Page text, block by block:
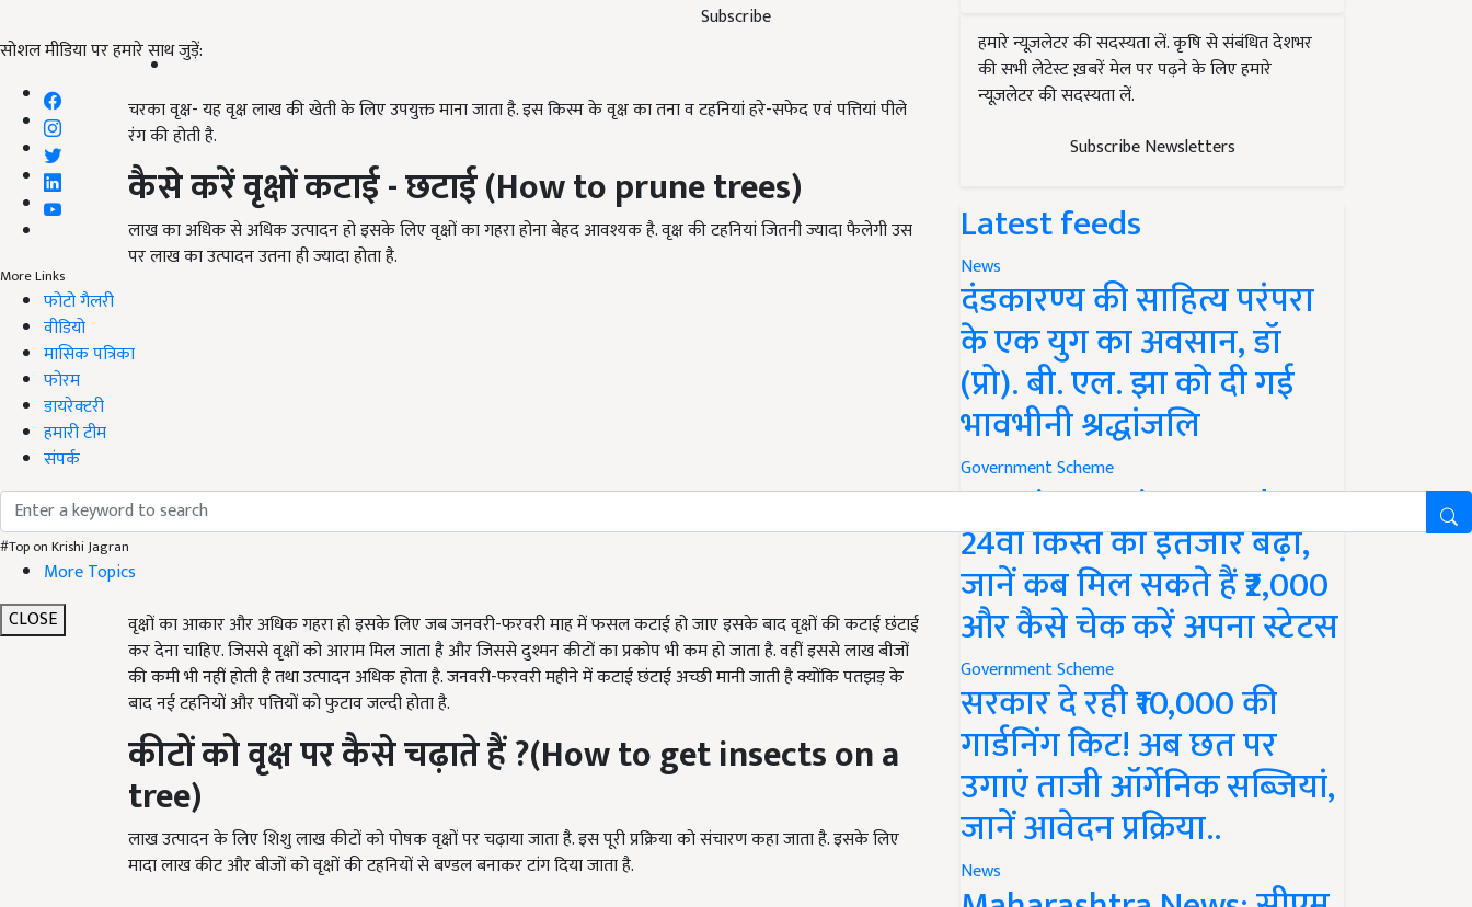
Subscribe
सोशल मीडिया पर हमारे साथ जुड़ें:
More Links
फोटो गैलरी
वीडियो
मासिक पत्रिका
फोरम
डायरेक्टरी
हमारी टीम
संपर्क
#Top on Krishi Jagran
More Topics
CLOSE
चरका वृक्ष- यह वृक्ष लाख की खेती के लिए उपयुक्त माना जाता है. इस किस्म के वृक्ष का तना व टहनियां हरे-सफेद एवं पत्तियां पीले
रंग की होती है.
कैसेकरेंवृक्षोंकटाई-छटाई(How to prune trees)
लाख का अधिक से अधिक उत्पादन हो इसके लिए वृक्षों का गहरा होना बेहद आवश्यक है. वृक्ष की टहनियां जितनी ज्यादा फैलेगी उस
पर लाख का उत्पादन उतना ही ज्यादा होता है.
वृक्षों का आकार और अधिक गहरा हो इसके लिए जब जनवरी-फरवरी माह में फसल कटाई हो जाए इसके बाद वृक्षों की कटाई छंटाई
कर देना चाहिए. जिससे वृक्षों को आराम मिल जाता है और जिससे दुश्मन कीटों का प्रकोप भी कम हो जाता है. वहीं इससे लाख बीजों
की कमी भी नहीं होती है तथा उत्पादन अधिक होता है. जनवरी-फरवरी महीने में कटाई छंटाई अच्छी मानी जाती है क्योंकि पतझड़ के
बाद नई टहनियों और पत्तियों को फुटाव जल्दी होता है.
कीटोंकोवृक्षपरकैसेचढ़ातेहैं?(How to get insects on a
tree)
लाख उत्पादन के लिए शिशु लाख कीटों को पोषक वृक्षों पर चढ़ाया जाता है. इस पूरी प्रक्रिया को संचारण कहा जाता है. इसके लिए
मादा लाख कीट और बीजों को वृक्षों की टहनियों से बण्डल बनाकर टांग दिया जाता है.
हमारे न्यूज़लेटर की सदस्यता लें. कृषि से संबंधित देशभर
की सभी लेटेस्ट ख़बरें मेल पर पढ़ने के लिए हमारे
न्यूज़लेटर की सदस्यता लें.
Subscribe Newsletters
Latest feeds
News
दंडकारण्य की साहित्य परंपरा
के एक युग का अवसान, डॉ
(प्रो). बी. एल. झा को दी गई
भावभीनी श्रद्धांजलि
Government Scheme
PM Kisan Yojana Update:
24वीं किस्त का इंतजार बढ़ा,
जानें कब मिल सकते हैं ₹2,000
और कैसे चेक करें अपना स्टेटस
Government Scheme
सरकार दे रही ₹10,000 की
गार्डनिंग किट! अब छत पर
उगाएं ताजी ऑर्गेनिक सब्जियां,
जानें आवेदन प्रक्रिया..
News